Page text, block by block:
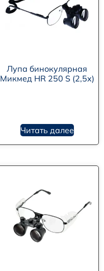
Лупа бинокулярная
Микмед HR 250 S (2,5х)
Читать далее